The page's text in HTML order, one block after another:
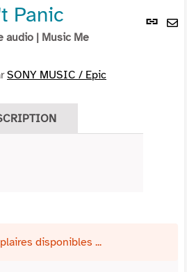
Lien
Panic
audio | Music Me
SONY MUSIC / Epic
disponibles ...